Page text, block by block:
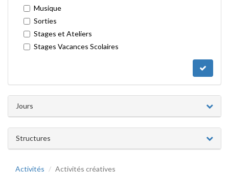
Musique
Sorties
Stages et Ateliers
Stages Vacances Scolaires
Jours
Structures
Activités Activités créatives